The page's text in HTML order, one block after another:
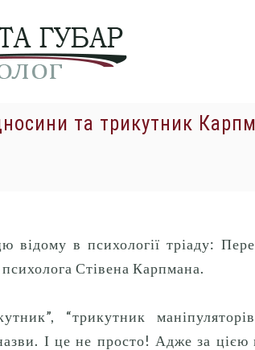
та трикутник
в психології тріаду:
Стівена Карпмана.
“трикутник
І це не просто! Адже за цією